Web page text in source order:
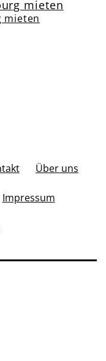
mieten
mieten
Über uns
Impressum